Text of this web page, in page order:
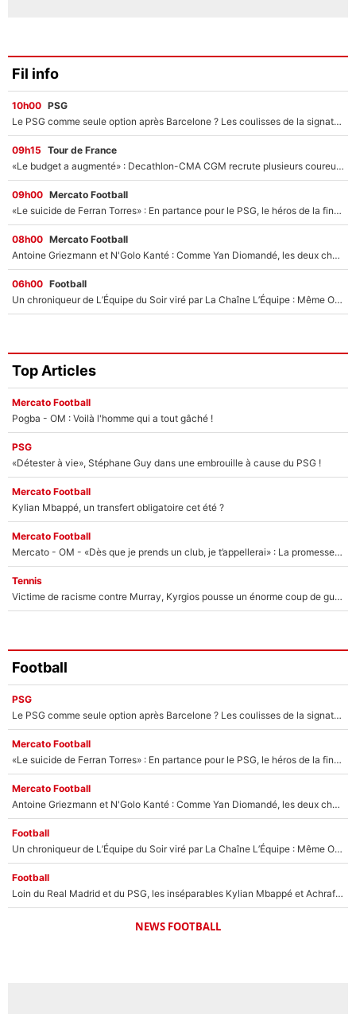
Fil info
10h00 PSG
Le PSG comme seule option après Barcelone ? Les coulisses de la signature historique de Lionel Messi sont révélées au grand jour !
09h15 Tour de France
«Le budget a augmenté» : Decathlon-CMA CGM recrute plusieurs coureurs pour offrir à Paul Seixas une équipe pour gagner le Tour de France 2027
09h00 Mercato Football
«Le suicide de Ferran Torres» : En partance pour le PSG, le héros de la finale de la Coupe du monde s'attire les foudres de la presse espagnole !
08h00 Mercato Football
Antoine Griezmann et N'Golo Kanté : Comme Yan Diomandé, les deux champions du monde ont refusé de signer au PSG !
06h00 Football
Un chroniqueur de L’Équipe du Soir viré par La Chaîne L’Équipe : Même Olivier Ménard n’avait pas pu empêcher son départ, «je l’ai appris sur Twitter, je l’ai vécu assez mal»
Top Articles
Mercato Football
Pogba - OM : Voilà l'homme qui a tout gâché !
PSG
«Détester à vie», Stéphane Guy dans une embrouille à cause du PSG !
Mercato Football
Kylian Mbappé, un transfert obligatoire cet été ?
Mercato Football
Mercato - OM - «Dès que je prends un club, je t’appellerai» : La promesse de Marcelino au moment de claquer la porte
Tennis
Victime de racisme contre Murray, Kyrgios pousse un énorme coup de gueule !
Football
PSG
Le PSG comme seule option après Barcelone ? Les coulisses de la signature historique de Lionel Messi sont révélées au grand jour !
Mercato Football
«Le suicide de Ferran Torres» : En partance pour le PSG, le héros de la finale de la Coupe du monde s'attire les foudres de la presse espagnole !
Mercato Football
Antoine Griezmann et N'Golo Kanté : Comme Yan Diomandé, les deux champions du monde ont refusé de signer au PSG !
Football
Un chroniqueur de L’Équipe du Soir viré par La Chaîne L’Équipe : Même Olivier Ménard n’avait pas pu empêcher son départ, «je l’ai appris sur Twitter, je l’ai vécu assez mal»
Football
Loin du Real Madrid et du PSG, les inséparables Kylian Mbappé et Achraf Hakimi changent d'équipe le temps d'une journée !
NEWS FOOTBALL